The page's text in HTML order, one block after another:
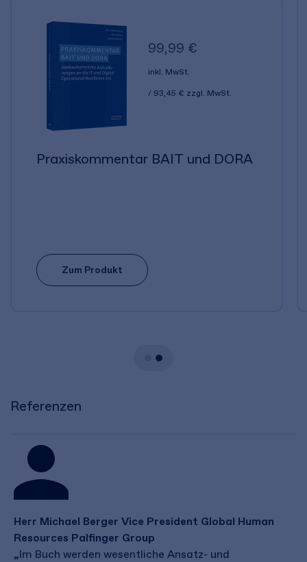
99,99 €
inkl. MwSt.
93,45 € zzgl. MwSt.
Praxiskommentar BAIT und DORA
Zum Produkt
Referenzen
Herr Michael Berger Vice President Global Human
Resources Palfinger Group
„Im Buch werden wesentliche Ansatz- und